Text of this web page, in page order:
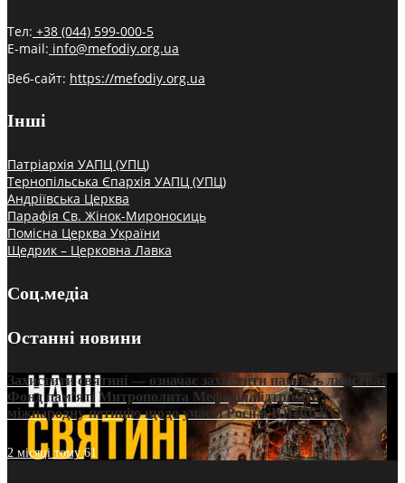
Тел: +38 (044) 599-000-5
E-mail: info@mefodiy.org.ua
Веб-сайт: https://mefodiy.org.ua
Інші
Патріархія УАПЦ (УПЦ)
Тернопільська Єпархія УАПЦ (УПЦ)
Андріївська Церква
Парафія Св. Жінок-Мироносиць
Помісна Церква України
Щедрик – Церковна Лавка
Соц.медіа
Останні новини
Захистити святині — означає захистити пам’ять людства:
Фонд пам’яті Митрополита Мефодія підтримує
міжнародну петицію щодо участі Росії в ЮНЕСКО
2 місяці тому61